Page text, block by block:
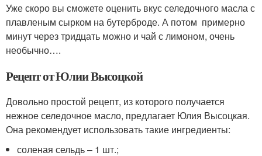
Уже скоро вы сможете оценить вкус селедочного масла с
плавленым сырком на бутерброде. А потом примерно
минут через тридцать можно и чай с лимоном, очень
необычно….
Рецепт от Юлии Высоцкой
Довольно простой рецепт, из которого получается
нежное селедочное масло, предлагает Юлия Высоцкая.
Она рекомендует использовать такие ингредиенты:
соленая сельдь – 1 шт.;